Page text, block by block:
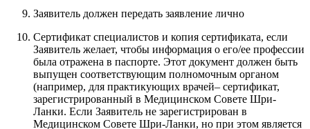
Заявитель должен передать заявление лично
Сертификат специалистов и копия сертификата, если
Заявитель желает, чтобы информация о его/ее профессии
была отражена в паспорте. Этот документ должен быть
выпущен соответствующим полномочным органом
(например, для практикующих врачей– сертификат,
зарегистрированный в Медицинском Совете Шри-
Ланки. Если Заявитель не зарегистрирован в
Медицинском Совете Шри-Ланки, но при этом является